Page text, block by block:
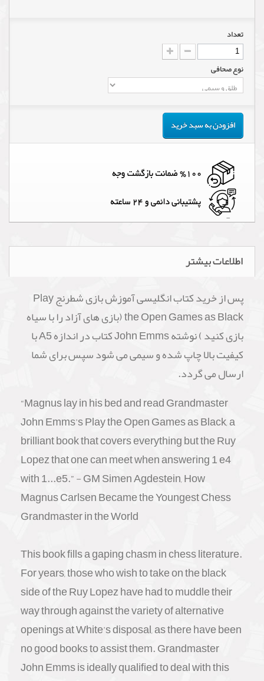
تعداد
نوع صحافی
افزودن به سبد خرید
اطلاعات بیشتر
پس از خرید کتاب انگلیسی آموزش بازی شطرنج Play
the Open Games as Black (بازی های آزاد را با سیاه
بازی کنید ) نوشته John Emms کتاب در اندازه A5 با
کیفیت بالا چاپ شده و سیمی می شود سپس برای شما
ارسال می گردد.
“Magnus lay in his bed and read Grandmaster
John Emms’s Play the Open Games as Black, a
brilliant book that covers everything but the Ruy
Lopez that one can meet when answering 1 e4
with 1...e5.” - GM Simen Agdestein, How
Magnus Carlsen Became the Youngest Chess
Grandmaster in the World
This book fills a gaping chasm in chess literature.
For years, those who wish to take on the black
side of the Ruy Lopez have had to muddle their
way through against the variety of alternative
openings at White’s disposal, as there have been
no good books to assist them. Grandmaster
John Emms is ideally qualified to deal with this